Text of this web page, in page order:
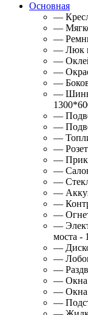
Основная
—
—
—
— Люк
—
— Окрас
—
— Шины
—
—
—
—
—
—
—
—
—
—
—
моста -
—
—
—
— Окна
— Окна
—